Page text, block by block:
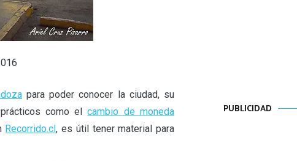
para poder conocer la ciudad, su
prácticos como elcambio de moneda
Recorrido.cl, es útil tener material para
PUBLICIDAD